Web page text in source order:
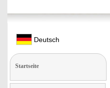
Deutsch
Startseite